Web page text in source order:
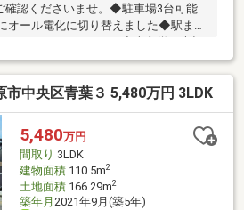
確認くださいませ。◆駐車場3台可能
オール電化に切り替えました◆駅まで
致します◆静かな住環境で子育てにも
なかや 相模原大沼店（車で6分）ク
（車で6分）◆商業施設も充実♪イオ
トリモール相模原店（車で10分）お気
ませ。物件の詳細について、ご見学希
お気軽にご連絡ください。お問い合わ
104-259】
市中央区青葉３ 5,480万円 3LDK
5,480万円
間取り 3LDK
建物面積110.5m2
土地面積166.29m2
築年月 2021年9月(築5年)